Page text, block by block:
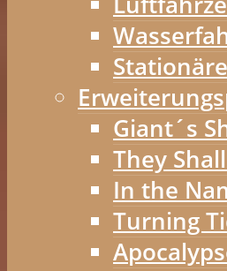
Giant´s
They
In the
Turning